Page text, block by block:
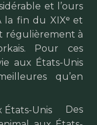
et l’ours
fin du XIXᵉ et
régulièrement à
Pour ces
aux États-Unis
qu’en
Des